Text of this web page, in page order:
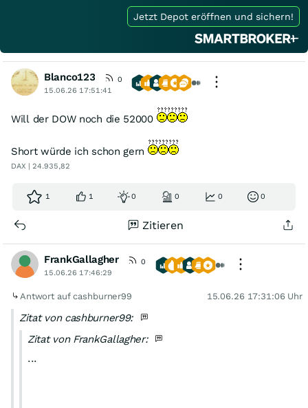
Jetzt Depot eröffnen und sichern!
Blanco123
0
15.06.26 17:51:41
Will der DOW noch die 52000
Short würde ich schon gern
DAX | 24.935,82
1 1 0 0 0 0
Zitieren
FrankGallagher
0
15.06.26 17:46:29
Antwort auf cashburner99 15.06.26 17:31:06 Uhr
Zitat von cashburner99:
Zitat von FrankGallagher:
...